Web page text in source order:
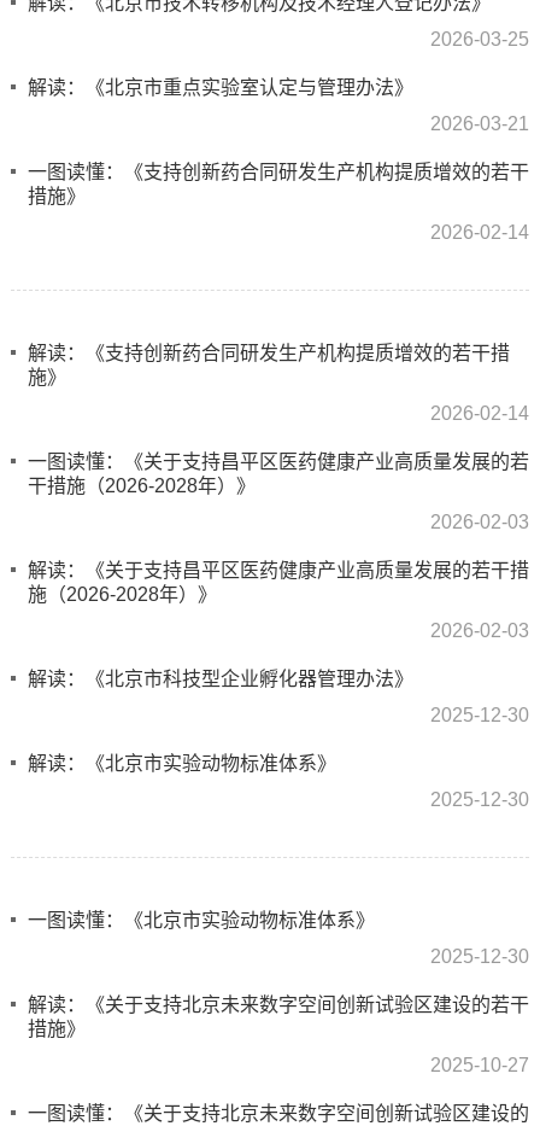
2026-03-25
解读：《北京市重点实验室认定与管理办法》
2026-03-21
一图读懂：《支持创新药合同研发生产机构提质增效的若干
措施》
2026-02-14
解读：《支持创新药合同研发生产机构提质增效的若干措
施》
2026-02-14
一图读懂：《关于支持昌平区医药健康产业高质量发展的若
干措施（2026-2028年）》
2026-02-03
解读：《关于支持昌平区医药健康产业高质量发展的若干措
施（2026-2028年）》
2026-02-03
解读：《北京市科技型企业孵化器管理办法》
2025-12-30
解读：《北京市实验动物标准体系》
2025-12-30
一图读懂：《北京市实验动物标准体系》
2025-12-30
解读：《关于支持北京未来数字空间创新试验区建设的若干
措施》
2025-10-27
一图读懂：《关于支持北京未来数字空间创新试验区建设的